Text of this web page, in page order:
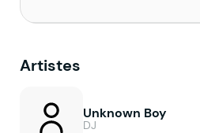
Artistes
Unknown Boy
DJ